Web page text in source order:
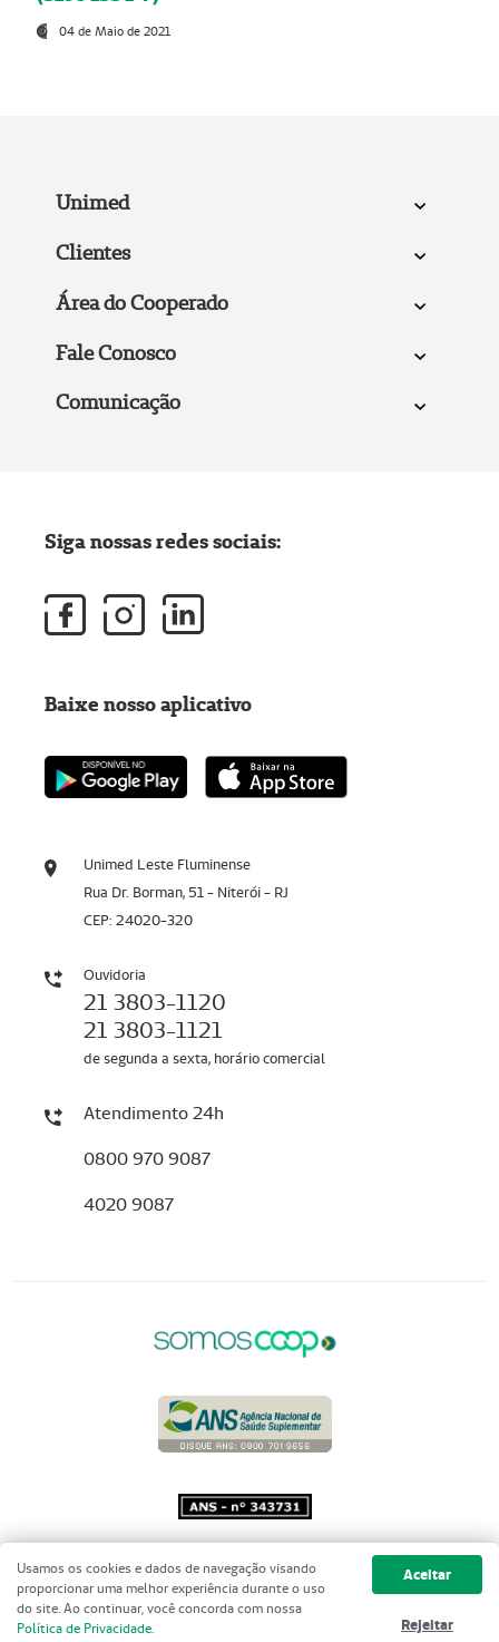
04 de Maio de 2021
Unimed
Clientes
Área do Cooperado
Fale Conosco
Comunicação
Unimed Leste Fluminense
Rua Dr. Borman, 51 - Niterói - RJ
CEP: 24020-320
Ouvidoria
21 3803-1120
21 3803-1121
de segunda a sexta, horário comercial
Atendimento 24h
0800 970 9087
4020 9087
Siga nossas redes sociais:
Baixe nosso aplicativo
Copyright 2001 - 2026 Unimed do
Brasil - Todos os direitos reservados
Usamos os cookies e dados de navegação visando
proporcionar uma melhor experiência durante o uso
do site. Ao continuar, você concorda com nossa
Política de Privacidade.
Aceitar
Rejeitar